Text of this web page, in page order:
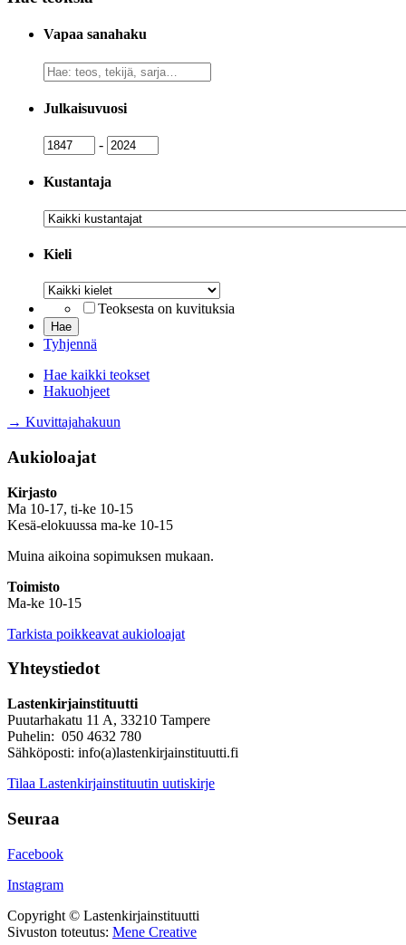
Vapaa sanahaku
Vapaa
sanahaku
Julkaisuvuosi
Julkaisuvuosi
- Julkaisuvuosi
Kustantaja
Kustantaja
Kieli
Kieli
Teoksesta on kuvituksia
Tyhjennä
Hae kaikki teokset
Hakuohjeet
→ Kuvittajahakuun
Aukioloajat
Kirjasto
Ma 10-17, ti-ke 10-15
Kesä-elokuussa ma-ke 10-15
Muina aikoina sopimuksen mukaan.
Toimisto
Ma-ke 10-15
Tarkista poikkeavat aukioloajat
Yhteystiedot
Lastenkirjainstituutti
Puutarhakatu 11 A, 33210 Tampere
Puhelin: 050 4632 780
Sähköposti: info(a)lastenkirjainstituutti.fi
Tilaa Lastenkirjainstituutin uutiskirje
Seuraa
Facebook
Instagram
Copyright © Lastenkirjainstituutti
Sivuston toteutus: Mene Creative